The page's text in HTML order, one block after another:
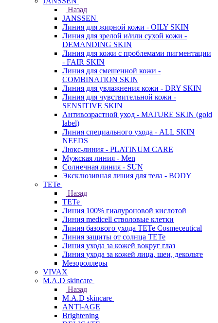
Назад
JANSSEN
Линия для жирной кожи - OILY SKIN
Линия для зрелой и/или сухой кожи -
DEMANDING SKIN
Линия для кожи с проблемами пигментации
- FAIR SKIN
Линия для смешенной кожи -
COMBINATION SKIN
Линия для увлажнения кожи - DRY SKIN
Линия для чувствительной кожи -
SENSITIVE SKIN
Антивозрастной уход - MATURE SKIN (gold
label)
Линия специального ухода - ALL SKIN
NEEDS
Люкс-линия - PLATINUM CARE
Мужская линия - Men
Солнечная линия - SUN
Эксклюзивная линия для тела - BODY
TETe
Назад
TETe
Линия 100% гиалуроновой кислотой
Линия medicell стволовые клетки
Линия базового ухода TETe Cosmeceutical
Линия защиты от солнца TETe
Линия ухода за кожей вокруг глаз
Линия ухода за кожей лица, шеи, декольте
Мезороллеры
VIVAX
M.A.D skincare
Назад
M.A.D skincare
ANTI-AGE
Brightening